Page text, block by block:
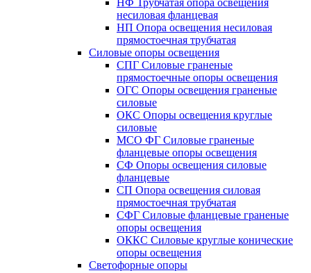
НФ Трубчатая опора освещения
несиловая фланцевая
НП Опора освещения несиловая
прямостоечная трубчатая
Силовые опоры освещения
СПГ Силовые граненые
прямостоечные опоры освещения
ОГС Опоры освещения граненые
силовые
ОКС Опоры освещения круглые
силовые
МСО ФГ Силовые граненые
фланцевые опоры освещения
СФ Опоры освещения силовые
фланцевые
СП Опора освещения силовая
прямостоечная трубчатая
СФГ Силовые фланцевые граненые
опоры освещения
ОККС Силовые круглые конические
опоры освещения
Светофорные опоры